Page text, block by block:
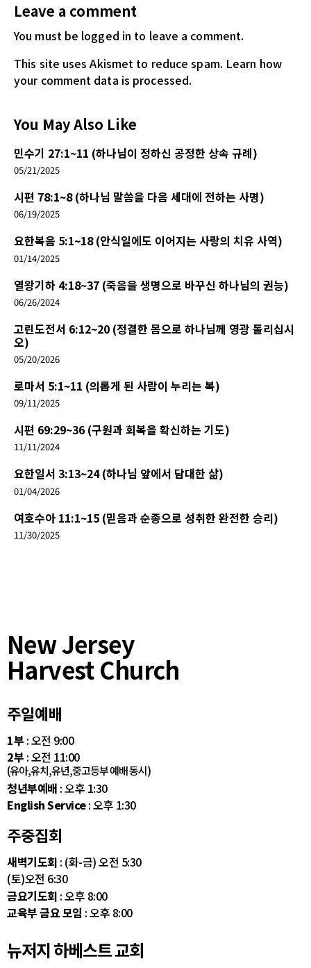
Leave a comment
You must be logged in to leave a comment.
This site uses Akismet to reduce spam. Learn how
your comment data is processed.
You May Also Like
민수기 27:1~11 (하나님이 정하신 공정한 상속 규례)
05/21/2025
시편 78:1~8 (하나님 말씀을 다음 세대에 전하는 사명)
06/19/2025
요한복음 5:1~18 (안식일에도 이어지는 사랑의 치유 사역)
01/14/2025
열왕기하 4:18~37 (죽음을 생명으로 바꾸신 하나님의 권능)
06/26/2024
고린도전서 6:12~20 (정결한 몸으로 하나님께 영광 돌리십시
오)
05/20/2026
로마서 5:1~11 (의롭게 된 사람이 누리는 복)
09/11/2025
시편 69:29~36 (구원과 회복을 확신하는 기도)
11/11/2024
요한일서 3:13~24 (하나님 앞에서 담대한 삶)
01/04/2026
여호수아 11:1~15 (믿음과 순종으로 성취한 완전한 승리)
11/30/2025
New Jersey
Harvest Church
주일예배
1부 : 오전 9:00
2부 : 오전 11:00
(유아,유치,유년,중고등부 예배 동시)
청년부예배 : 오후 1:30
English Service: 오후 1:30
주중집회
새벽기도회 : (화-금) 오전 5:30
(토)오전 6:30
금요기도회 : 오후 8:00
교육부 금요 모임 : 오후 8:00
뉴저지 하베스트 교회